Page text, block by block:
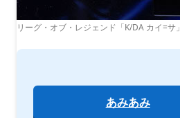
リーグ・オブ・レジェンド「K/DA カイ=サ」
あみあみ